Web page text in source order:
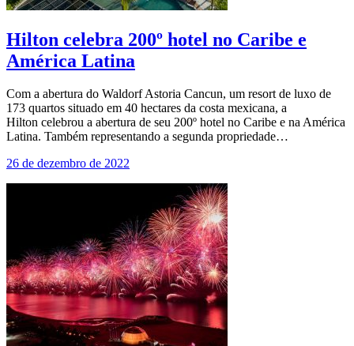
Hilton celebra 200º hotel no Caribe e
América Latina
Com a abertura do Waldorf Astoria Cancun, um resort de luxo de
173 quartos situado em 40 hectares da costa mexicana, a
Hilton celebrou a abertura de seu 200º hotel no Caribe e na América
Latina. Também representando a segunda propriedade…
26 de dezembro de 2022